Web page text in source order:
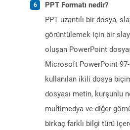
PPT Formatı nedir?
PPT uzantılı bir dosya,
görüntülemek için bir
oluşan PowerPoint
Microsoft PowerPoint 97-
kullanılan ikili dosya
dosyası metin, kurşunlu
multimedya ve diğer
birkaç farklı bilgi türü